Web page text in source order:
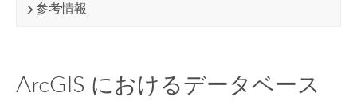
参考情報
ArcGIS におけるデータベース